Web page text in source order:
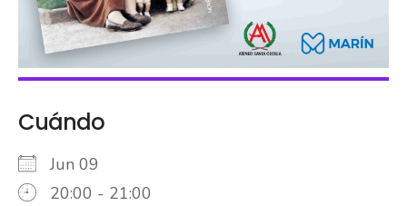
Cuándo
Jun 09
20:00 - 21:00